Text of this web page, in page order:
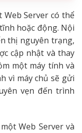
Web Server có thể
hoặc động. Nội
thị nguyên trạng,
cập nhật và thay
một máy tính và
vì máy chủ sẽ gửi
vẹn đến trình
Web Server và